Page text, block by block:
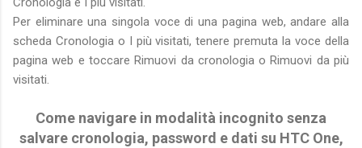
Per eliminare una singola voce di una pagina web, andare alla
scheda Cronologia o I più visitati, tenere premuta la voce della
pagina web e toccare Rimuovi da cronologia o Rimuovi da più
visitati.
Come navigare in modalità incognito senza
salvare cronologia, password e dati su HTC One,